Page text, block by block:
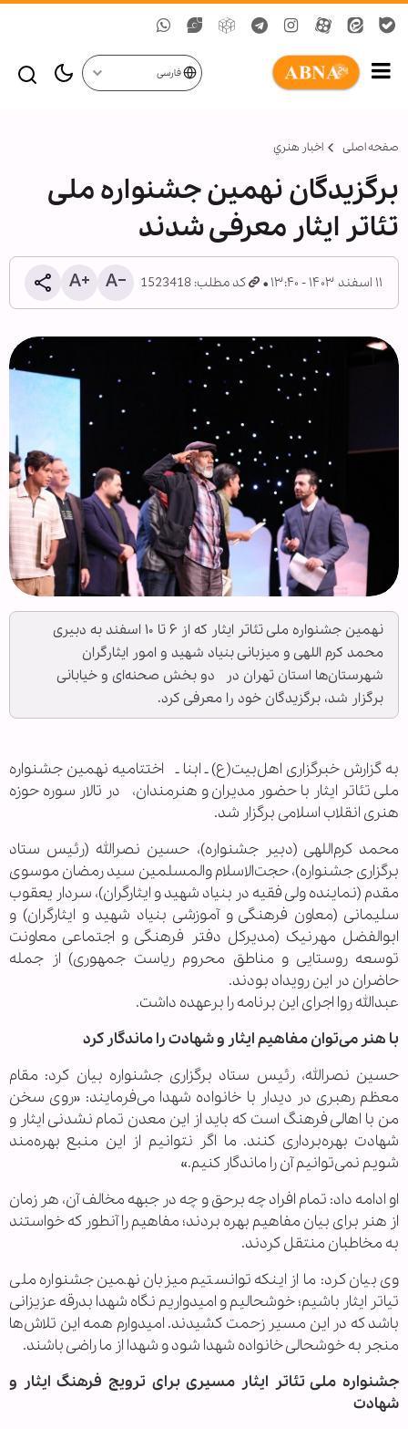
فارسی
صفحه اصلی اخبار هنري
برگزیدگان نهمین جشنواره ملی
تئاتر ایثار معرفی شدند
۱۱ اسفند ۱۴۰۳ - ۱۳:۴۰ کد مطلب: 1523418
نهمین جشنواره ملی تئاتر ایثار که از ۶ تا ۱۰ اسفند به دبیری
محمد کرم اللهی و میزبانی بنیاد شهید و امور ایثارگران
شهرستان‌ها استان تهران در دو بخش صحنه‌ای و خیابانی
برگزار شد، برگزیدگان خود را معرفی کرد.
به گزارش خبرگزاری اهل‌بیت(ع) ـ ابنا ـ اختتامیه نهمین جشنواره
ملی تئاتر ایثار با حضور مدیران و هنرمندان، در تالار سوره حوزه
هنری انقلاب اسلامی برگزار شد.
محمد کرم‌اللهی (دبیر جشنواره)، حسین نصرالله (رئیس ستاد
برگزاری جشنواره)، حجت‌الاسلام والمسلمین سید رمضان موسوی
مقدم (نماینده ولی فقیه در بنیاد شهید و ایثارگران)، سردار یعقوب
سلیمانی (معاون فرهنگی و آموزشی بنیاد شهید و ایثارگران) و
ابوالفضل مهرنیک (مدیرکل دفتر فرهنگی و اجتماعی معاونت
توسعه روستایی و مناطق محروم ریاست جمهوری) از جمله
حاضران در این رویداد بودند.
عبدالله روا اجرای این برنامه را برعهده داشت.
با هنر می‌توان مفاهیم ایثار و شهادت را ماندگار کرد
حسین نصرالله، رئیس ستاد برگزاری جشنواره بیان کرد: مقام
معظم رهبری در دیدار با خانواده شهدا می‌فرمایند: «روی سخن
من با اهالی فرهنگ است که باید از این معدن تمام نشدنی ایثار و
شهادت بهره‌برداری کنند. ما اگر نتوانیم از این منبع بهره‌مند
شویم نمی‌توانیم آن را ماندگار کنیم.»
او ادامه داد: تمام افراد چه برحق و چه در جبهه مخالف آن، هر زمان
از هنر برای بیان مفاهیم بهره بردند؛ مفاهیم را آنطور که خواستند
به مخاطبان منتقل کردند.
وی بیان کرد: ما از اینکه توانستیم میزبان نهمین جشنواره ملی
تیاتر ایثار باشیم؛ خوشحالیم و امیدواریم نگاه شهدا بدرقه عزیزانی
باشد که در این مسیر زحمت کشیدند. امیدوارم همه این تلاش‌ها
منجر به خوشحالی خانواده شهدا شود و شهدا از ما راضی باشند.
جشنواره ملی تئاتر ایثار مسیری برای ترویج فرهنگ ایثار و
شهادت